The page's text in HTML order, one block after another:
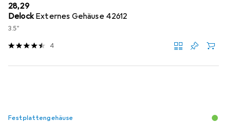
EUR
28,29
Delock Externes Gehäuse 42612
3.5"
4
Festplattengehäuse